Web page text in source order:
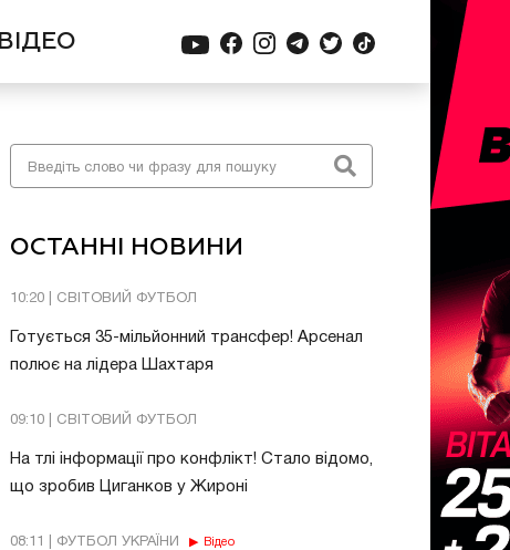
ВІДЕО
ОСТАННІ НОВИНИ
10:20 | СВІТОВИЙ ФУТБОЛ
Готується 35-мільйонний трансфер! Арсенал
полює на лідера Шахтаря
09:10 | СВІТОВИЙ ФУТБОЛ
На тлі інформації про конфлікт! Стало відомо,
що зробив Циганков у Жироні
08:11 | ФУТБОЛ УКРАЇНИ Відео